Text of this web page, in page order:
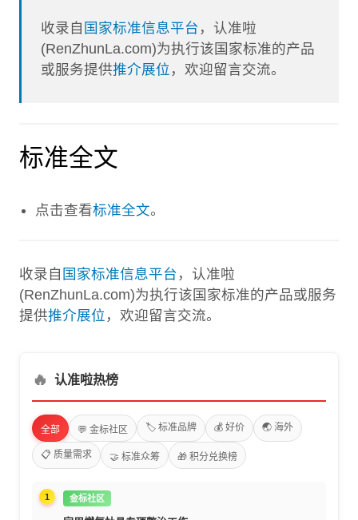
收录自 国家标准信息平台 ，认准啦
(RenZhunLa.com)为执行该国家标准的产品
或服务提供推介展位 ，欢迎留言交流。
标准全文
点击查看标准全文。
收录自 国家标准信息平台 ，认准啦
(RenZhunLa.com)为执行该国家标准的产品或服务
提供推介展位 ，欢迎留言交流。
🔥 认准啦热榜
全部 💬 金标社区 🏷️ 标准品牌 💰 好价 🌏 海外
📋 质量需求 🤝 标准众筹 🎁 积分兑换榜
1 金标社区